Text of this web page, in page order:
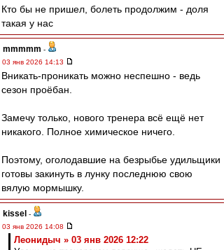
Кто бы не пришел, болеть продолжим - доля
такая у нас
mmmmm -
03 янв 2026 14:13
Вникать-проникать можно неспешно - ведь
сезон проёбан.
Замечу только, нового тренера всё ещё нет
никакого. Полное химическое ничего.
Поэтому, оголодавшие на безрыбье удильщики
готовы закинуть в лунку последнюю свою
вялую мормышку.
kissel -
03 янв 2026 14:08
Леонидыч » 03 янв 2026 12:22